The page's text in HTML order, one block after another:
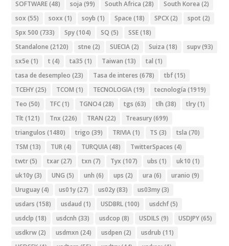
SOFTWARE(48) soja (99) South Africa (28) South Korea (2)
sox (55) soxx (1) soyb (1) Space (18) SPCX(2) spot (2)
Spx 500 (733) Spy(104) SQ (5) SSE(18)
Standalone (2120) stne (2) SUECIA(2) Suiza (18) supv(93)
sx5e (1) t (4) ta35 (1) Taiwan (13) tal (1)
tasa de desempleo (23) Tasa de interes (678) tbf(15)
TCEHY(25) TCOM (1) TECNOLOGIA(19) tecnología (1919)
Teo (50) TFC(1) TGNO4(28) tgs (63) tlh (38) tlry(1)
Tlt (121) Tnx (226) TRAN (22) Treasury(699)
triangulos (1480) trigo (39) TRIVIA(1) TS (3) tsla (70)
TSM (13) TUR(4) TURQUIA(48) TwitterSpaces (4)
twtr(5) txar(27) txn (7) Tyx (107) ubs (1) uk10 (1)
uk10y(3) UNG (5) unh (6) ups (2) ura (6) uranio (9)
Uruguay(4) us01y(27) us02y(83) us03my(3)
usdars (158) usdaud (1) USDBRL(100) usdchf(5)
usdclp (18) usdcnh (33) usdcop (8) USDILS (9) USDJPY(65)
usdkrw(2) usdmxn (24) usdpen (2) usdrub (11)